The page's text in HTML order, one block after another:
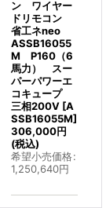
ン ワイヤー
ドリモコン
省工ネneo
ASSB16055
M P160（6
馬力） スー
パーパワーエ
コキュープ
三相200V [A
SSB16055M]
306,000円
(税込)
希望小売価格:
1,250,640円